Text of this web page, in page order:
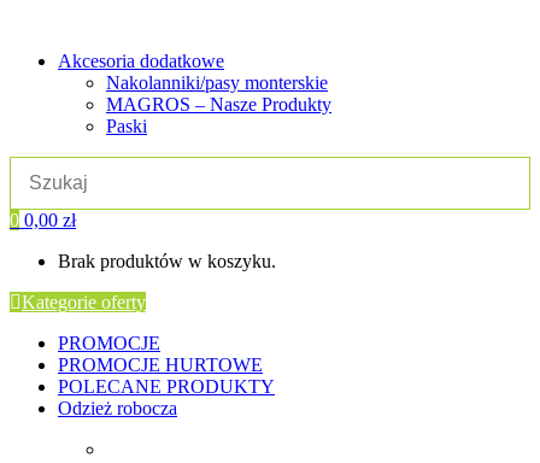
Akcesoria dodatkowe
Nakolanniki/pasy monterskie
MAGROS – Nasze Produkty
Paski
0 0,00 zł
Brak produktów w koszyku.
Kategorie oferty
PROMOCJE
PROMOCJE HURTOWE
POLECANE PRODUKTY
Odzież robocza